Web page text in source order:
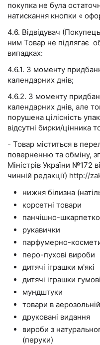
покупка не була
натискання кнопки «
4.6. Відвідувач
ним Товар не підлягає
випадках:
4.6.1. З моменту
календарних днів;
4.6.2. З моменту
календарних днів, але
порушена цілісність
відсутні бирки/цінника
- Товар міститься в
поверненню та обміну,
Міністрів України №172
чинній редакції) http://
нижня білизна
корсетні товари
панчішно-
рукавички
парфумерно-
перо-пухові вироби
дитячі іграшки м'які
дитячі іграшки
мундштуки
товари в
друковані видання
вироби з
(перуки)